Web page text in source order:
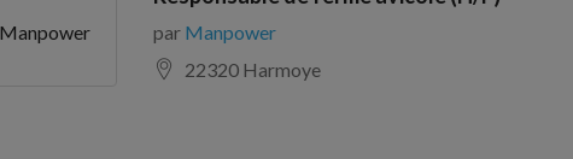
Manpower par Manpower
22320 Harmoye